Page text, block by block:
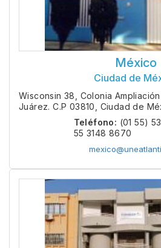
México
Ciudad de
Wisconsin 38, Colonia
Juárez. C.P 03810, Ciudad de
Teléfono: (01 55)
55 3148 8670